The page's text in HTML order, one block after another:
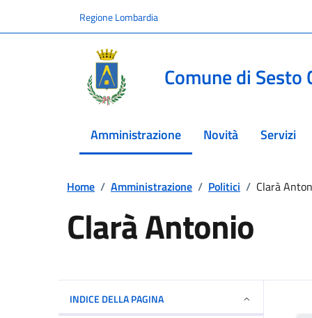
Regione Lombardia
Comune di Sesto
Amministrazione
menu selezionato Novità Servizi
Home / Amministrazione / Politici / Clarà
Clarà Antonio
INDICE DELLA PAGINA